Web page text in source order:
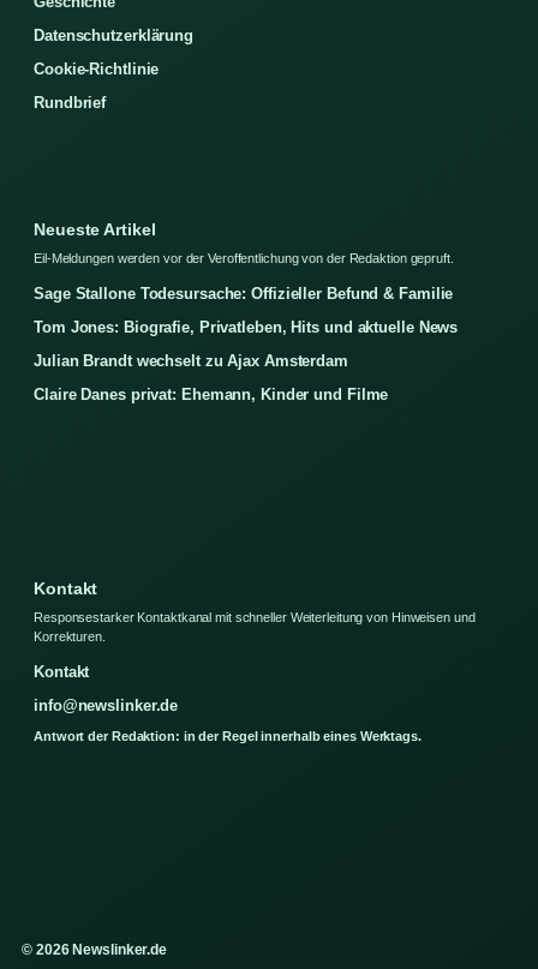
Datenschutzerklärung
Cookie-Richtlinie
Rundbrief
Neueste Artikel
Eil-Meldungen werden vor der Veroffentlichung von der Redaktion gepruft.
Sage Stallone Todesursache: Offizieller Befund & Familie
Tom Jones: Biografie, Privatleben, Hits und aktuelle News
Julian Brandt wechselt zu Ajax Amsterdam
Claire Danes privat: Ehemann, Kinder und Filme
Kontakt
Responsestarker Kontaktkanal mit schneller Weiterleitung von Hinweisen und
Korrekturen.
Kontakt
info@newslinker.de
Antwort der Redaktion: in der Regel innerhalb eines Werktags.
© 2026 Newslinker.de